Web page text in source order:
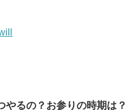
やるの？お参りの時期は？